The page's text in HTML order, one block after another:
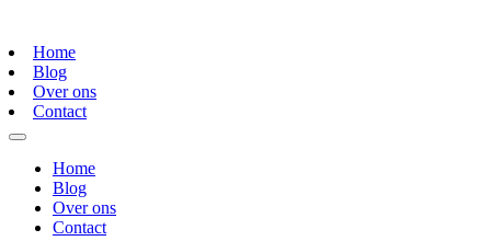
Home
Blog
Over ons
Contact
Home
Blog
Over ons
Contact